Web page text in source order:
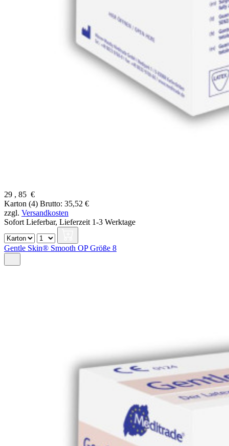
29 , 85 €
Karton (4) Brutto: 35,52 €
zzgl. Versandkosten
Sofort Lieferbar, Lieferzeit 1-3 Werktage
Gentle Skin® Smooth OP Größe 8